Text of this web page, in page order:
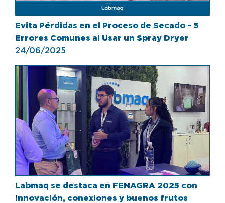
Evita Pérdidas en el Proceso de Secado – 5
Errores Comunes al Usar un Spray Dryer
24/06/2025
Labmaq se destaca en FENAGRA 2025 con
innovación, conexiones y buenos frutos